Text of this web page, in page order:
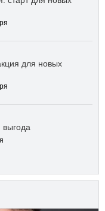
для новых